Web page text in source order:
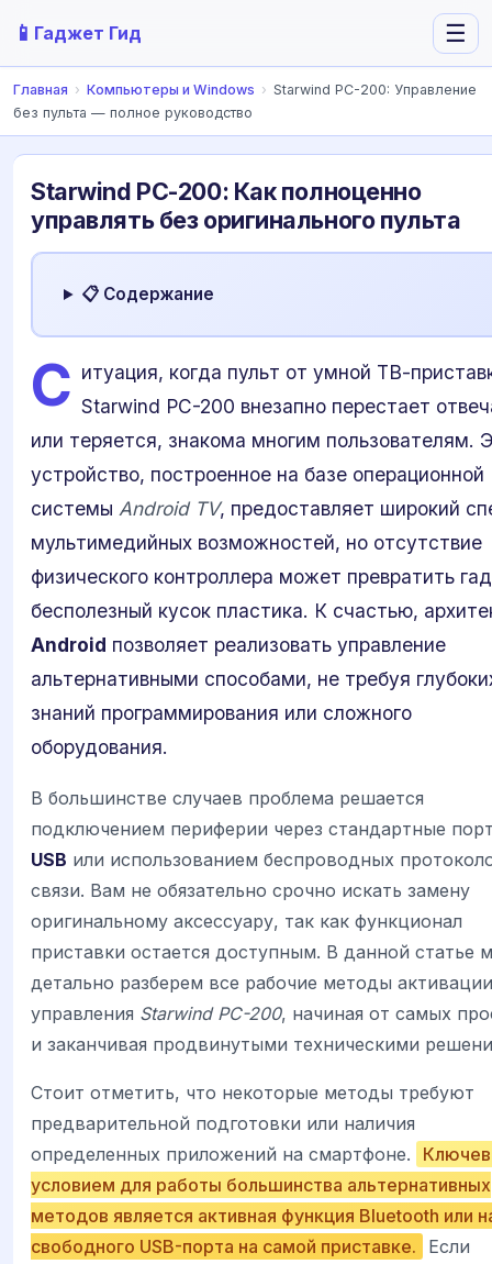
📱 Гаджет Гид ☰
Главная › Компьютеры и Windows › Starwind PC-200: Управление
без пульта — полное руководство
Starwind PC-200: Как полноценно
управлять без оригинального пульта
📋 Содержание
С итуация, когда пульт от умной ТВ-
Starwind PC-200 внезапно перестает
или теряется, знакома многим пользователям.
устройство, построенное на базе операционной
системы Android TV, предоставляет широкий
мультимедийных возможностей, но отсутствие
физического контроллера может превратить
бесполезный кусок пластика. К счастью,
Android позволяет реализовать управление
альтернативными способами, не требуя
знаний программирования или сложного
оборудования.
В большинстве случаев проблема решается
подключением периферии через стандартные
USB или использованием беспроводных
связи. Вам не обязательно срочно искать замену
оригинальному аксессуару, так как функционал
приставки остается доступным. В данной статье
детально разберем все рабочие методы
управления Starwind PC-200, начиная от самых
и заканчивая продвинутыми техническими
Стоит отметить, что некоторые методы требуют
предварительной подготовки или наличия
определенных приложений на смартфоне.
условием для работы большинства альтернативных
методов является активная функция Bluetooth или
свободного USB-порта на самой приставке.
Если